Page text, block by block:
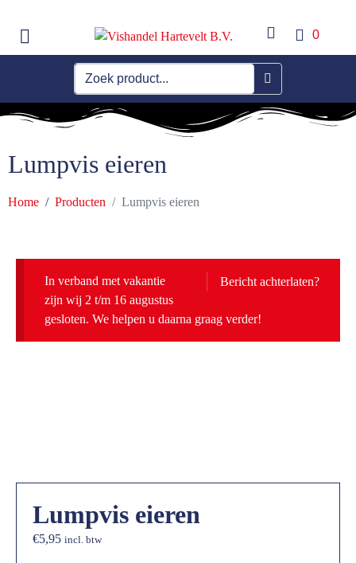
0
Lumpvis eieren
Home Producten Lumpvis eieren
Bericht achterlaten?
In verband met vakantie
zijn wij 2 t/m 16 augustus
gesloten. We helpen u daarna graag verder!
Lumpvis eieren
€5,95 incl. btw